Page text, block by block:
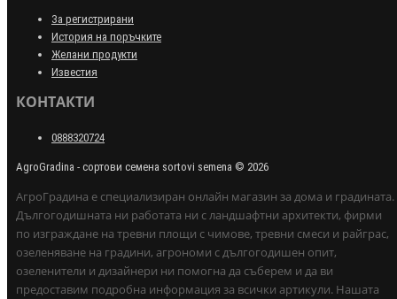
За регистрирани
История на поръчките
Желани продукти
Известия
КОНТАКТИ
0888320724
AgroGradina - сортови семена sortovi semena © 2026
АгроГрадина е специализиран онлайн магазин за дома и градината.
Дългогодишната ни работата ни с ландшафтни архитекти, фирми
по изграждане на тревни площи с чимове, тревни смеси и райграс,
озеленяване на градини, агрономи с дългогодишен опит,
озеленители и дизайнери ни помогна да съберем и да ви
предоставим подробна информация за всички артикули. Нашата